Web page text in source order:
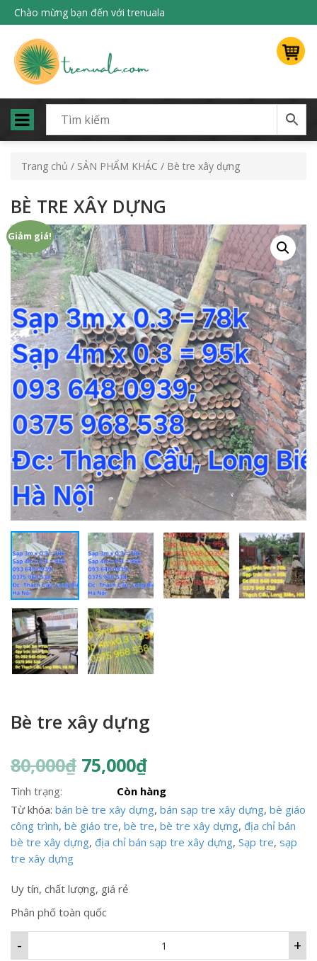
Chào mừng bạn đến với trenuala
Trang chủ / SẢN PHẨM KHÁC / Bè tre xây dựng
BÈ TRE XÂY DỰNG
Giảm giá!
Bè tre xây dựng
80,000₫ 75,000₫
Tình trạng:
Còn hàng
Từ khóa: bán bè tre xây dựng, bán sạp tre xây dựng, bè giáo
công trình, bè giáo tre, bè tre, bè tre xây dựng, địa chỉ bán
bè tre xây dựng, địa chỉ bán sạp tre xây dựng, Sạp tre, sạp
tre xây dựng
Uy tín, chất lượng, giá rẻ
Phân phố toàn quốc
+
-